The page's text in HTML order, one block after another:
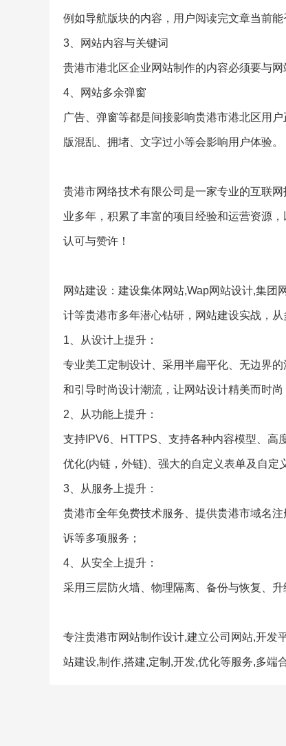
例如导航版块的内容，用户阅读完文章当前
3、网站内容与关键词
贵港市港北区企业网站制作的内容必须要与
4、网站多余弹窗
广告、弹窗等都是间接影响贵港市港北区用
版混乱、拥堵、文字过小等会影响用户体验。
贵港市网络技术有限公司是一家专业的互联
业多年，积累了丰富的项目经验和运营资源
认可与赞许！
网站建设：建设集体网站,Wap网站设计,集团
计等贵港市多年潜心钻研，网站建设实战，从
1、从设计上提升：
专业美工定制设计、采用半扁平化、无边界
和引导时尚设计潮流，让网站设计精美而时尚
2、从功能上提升：
支持IPV6、HTTPS、支持各种内容模型、高
优化(内链，外链)、强大的自定义表单及自定
3、从服务上提升：
贵港市全年免费技术服务、提供贵港市域名
诉等多项服务；
4、从安全上提升：
采用三层防火墙、物理隔离、备份与恢复、
专注贵港市网站制作设计,建立公司网站,开发
站建设,制作,搭建,定制,开发,优化等服务,多端